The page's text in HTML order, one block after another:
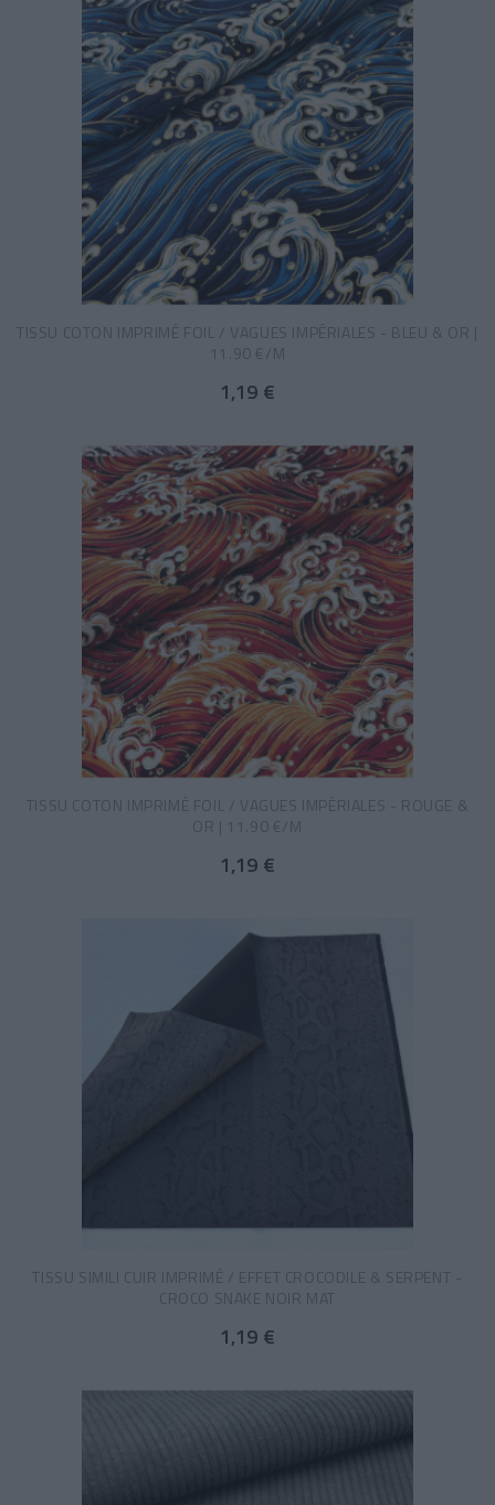
TISSU COTON IMPRIMÉ FOIL / VAGUES IMPÉRIALES - BLEU & OR |
11.90 €/M
1,19 €
TISSU COTON IMPRIMÉ FOIL / VAGUES IMPÉRIALES - ROUGE &
OR | 11.90 €/M
1,19 €
TISSU SIMILI CUIR IMPRIMÉ / EFFET CROCODILE & SERPENT -
CROCO SNAKE NOIR MAT
1,19 €